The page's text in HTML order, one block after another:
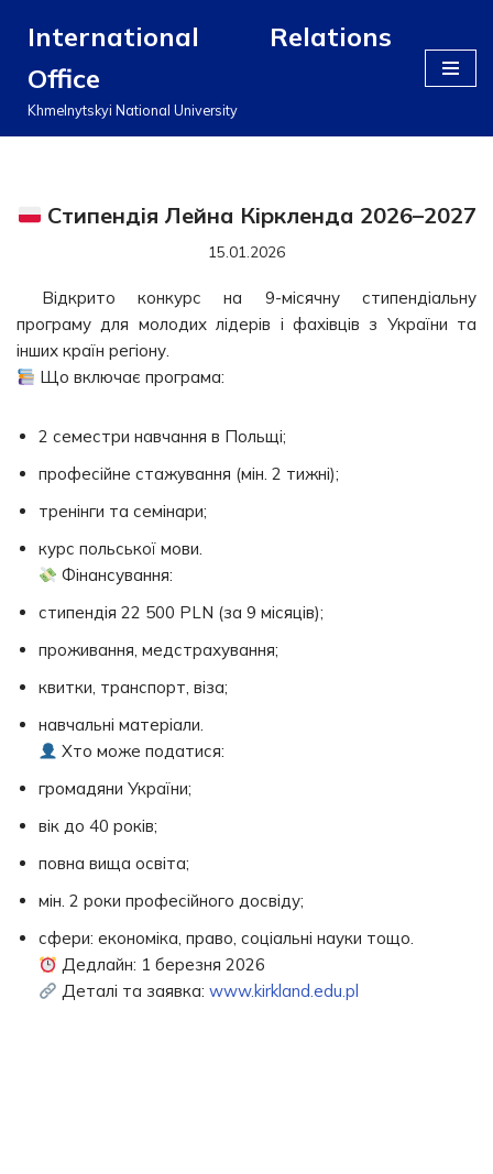
до
вмісту
International Relations
Office
Khmelnytskyi National University
Стипендія Лейна Кіркленда 2026–2027
15.01.2026
Відкрито конкурс на 9-місячну стипендіальну
програму для молодих лідерів і фахівців з України та
інших країн регіону.
Що включає програма:
2 семестри навчання в Польщі;
професійне стажування (мін. 2 тижні);
тренінги та семінари;
курс польської мови.
Фінансування:
стипендія 22 500 PLN (за 9 місяців);
проживання, медстрахування;
квитки, транспорт, віза;
навчальні матеріали.
Хто може податися:
громадяни України;
вік до 40 років;
повна вища освіта;
мін. 2 роки професійного досвіду;
сфери: економіка, право, соціальні науки тощо.
Дедлайн: 1 березня 2026
Деталі та заявка:www.kirkland.edu.pl